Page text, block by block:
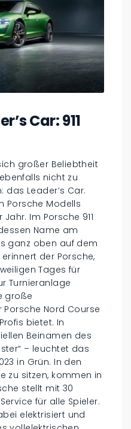
Car: 911
großer Beliebtheit
nicht zu
das Leader’s Car.
Porsche Modells
Im Porsche 911
Name am
ganz oben auf dem
der Porsche,
Tages für
Turnieranlage
große
Nord Course
bietet. In
Beinamen des
– leuchtet das
in Grün. In den
zu sitzen, kommen in
stellt mit 30
für alle Spieler.
elektrisiert und